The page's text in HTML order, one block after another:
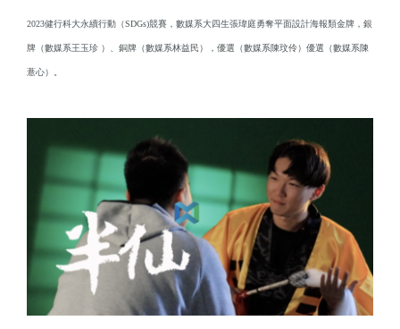
2023健行科大永續行動（SDGs)競賽，數媒系大四生張瑋庭勇奪平面設計海報類金牌，銀
牌（數媒系王玉珍 ）、銅牌（數媒系林益民），優選（數媒系陳玟伶）優選（數媒系陳
薏心）。